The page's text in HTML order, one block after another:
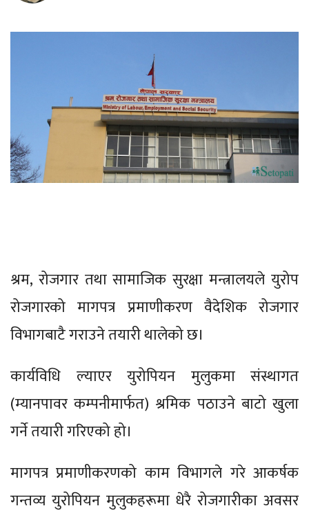
श्रम, रोजगार तथा सामाजिक सुरक्षा मन्त्रालयले युरोप
रोजगारको मागपत्र प्रमाणीकरण वैदेशिक रोजगार
विभागबाटै गराउने तयारी थालेको छ।
कार्यविधि ल्याएर युरोपियन मुलुकमा संस्थागत
(म्यानपावर कम्पनीमार्फत) श्रमिक पठाउने बाटो खुला
गर्ने तयारी गरिएको हो।
मागपत्र प्रमाणीकरणको काम विभागले गरे आकर्षक
गन्तव्य युरोपियन मुलुकहरूमा धेरै रोजगारीका अवसर